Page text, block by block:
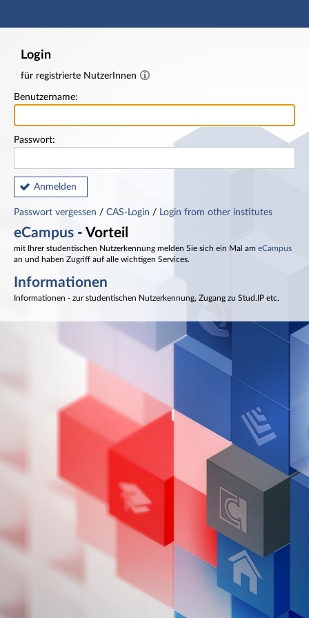
Hauptnavigation
Login
für registrierte NutzerInnen
Benutzername:
Passwort:
Anmelden
Passwort vergessen / CAS-Login / Login from other institutes
eCampus - Vorteil
mit Ihrer studentischen Nutzerkennung melden Sie sich ein Mal am eCampus
an und haben Zugriff auf alle wichtigen Services.
Informationen
Informationen - zur studentischen Nutzerkennung, Zugang zu Stud.IP etc.